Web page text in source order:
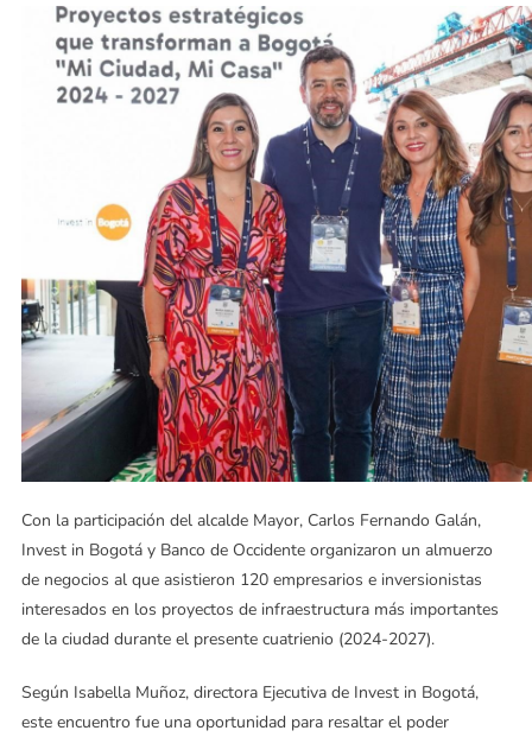
Con la participación del alcalde Mayor, Carlos Fernando Galán,
Invest in Bogotá y Banco de Occidente organizaron un almuerzo
de negocios al que asistieron 120 empresarios e inversionistas
interesados en los proyectos de infraestructura más importantes
de la ciudad durante el presente cuatrienio (2024-2027).
Según Isabella Muñoz, directora Ejecutiva de Invest in Bogotá,
este encuentro fue una oportunidad para resaltar el poder